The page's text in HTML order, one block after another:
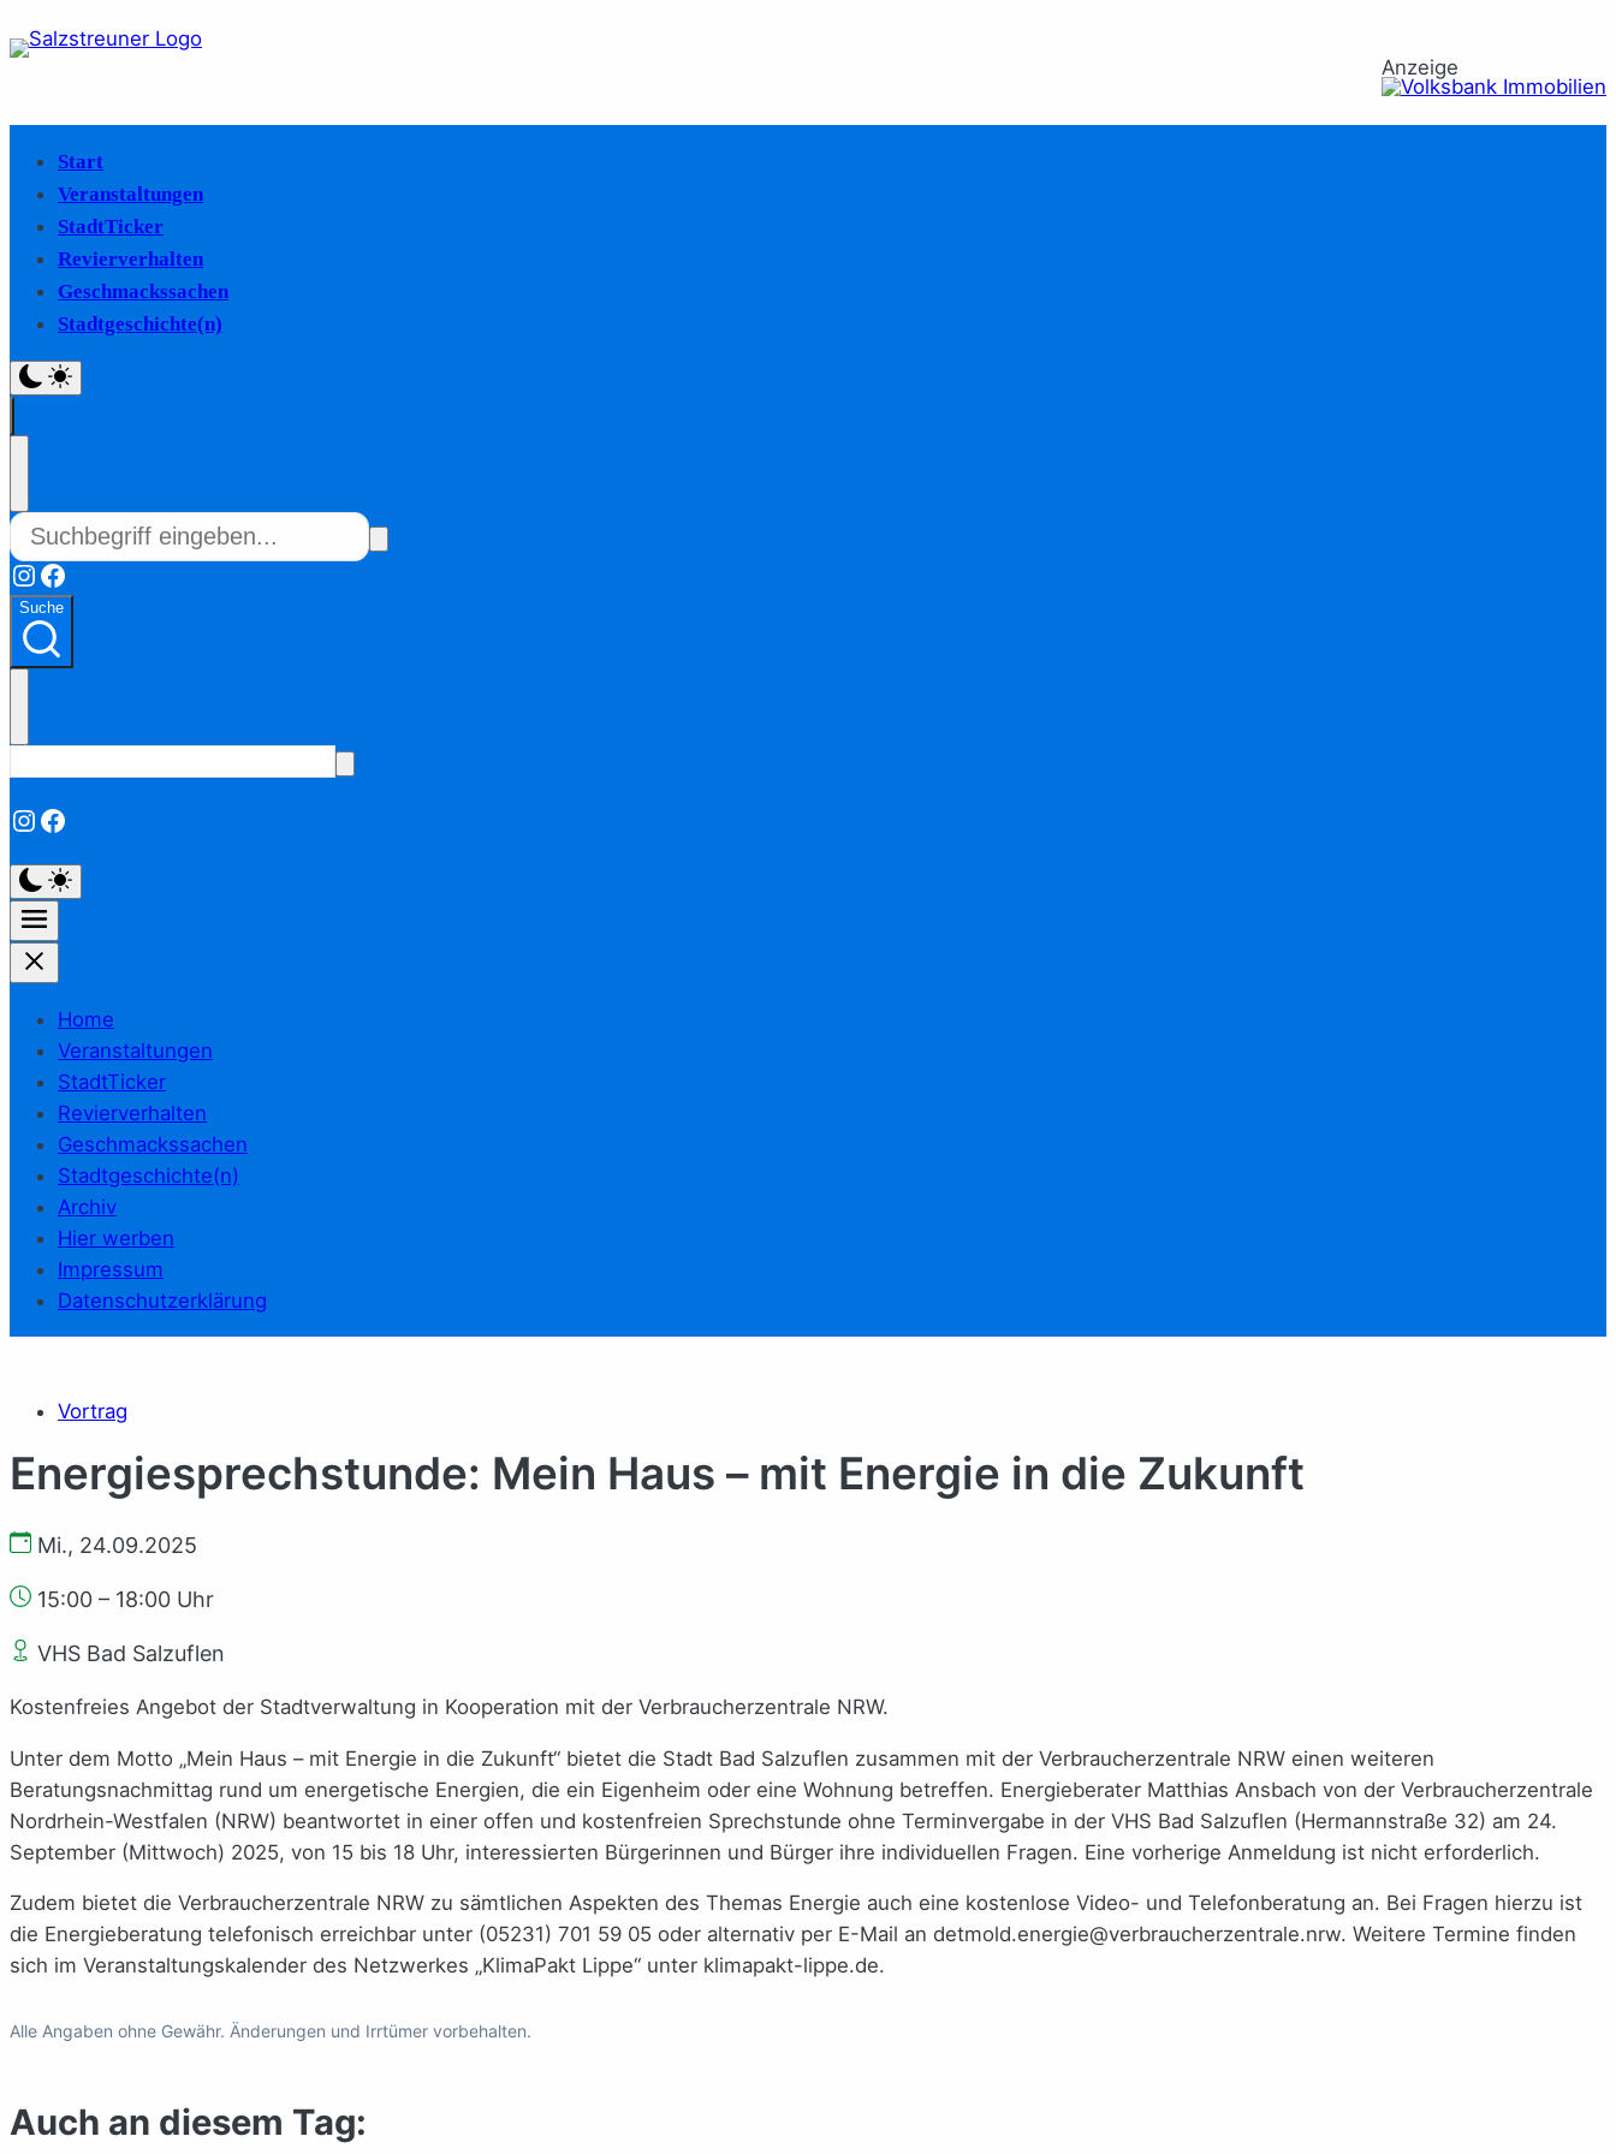
Anzeige
Start
Veranstaltungen
StadtTicker
Revierverhalten
Geschmackssachen
Stadtgeschichte(n)
Instagram
Facebook
Suche
Instagram
Facebook
Home
Veranstaltungen
StadtTicker
Revierverhalten
Geschmackssachen
Stadtgeschichte(n)
Archiv
Hier werben
Impressum
Datenschutzerklärung
Vortrag
Energiesprechstunde: Mein Haus – mit Energie in die Zukunft
Mi., 24.09.2025
15:00 – 18:00 Uhr
VHS Bad Salzuflen
Kostenfreies Angebot der Stadtverwaltung in Kooperation mit der Verbraucherzentrale NRW.
Unter dem Motto „Mein Haus – mit Energie in die Zukunft“ bietet die Stadt Bad Salzuflen zusammen mit der Verbraucherzentrale NRW einen weiteren
Beratungsnachmittag rund um energetische Energien, die ein Eigenheim oder eine Wohnung betreffen. Energieberater Matthias Ansbach von der Verbraucherzentrale
Nordrhein-Westfalen (NRW) beantwortet in einer offen und kostenfreien Sprechstunde ohne Terminvergabe in der VHS Bad Salzuflen (Hermannstraße 32) am 24.
September (Mittwoch) 2025, von 15 bis 18 Uhr, interessierten Bürgerinnen und Bürger ihre individuellen Fragen. Eine vorherige Anmeldung ist nicht erforderlich.
Zudem bietet die Verbraucherzentrale NRW zu sämtlichen Aspekten des Themas Energie auch eine kostenlose Video- und Telefonberatung an. Bei Fragen hierzu ist
die Energieberatung telefonisch erreichbar unter (05231) 701 59 05 oder alternativ per E-Mail an detmold.energie@verbraucherzentrale.nrw. Weitere Termine finden
sich im Veranstaltungskalender des Netzwerkes „KlimaPakt Lippe“ unter klimapakt-lippe.de.
Alle Angaben ohne Gewähr. Änderungen und Irrtümer vorbehalten.
Auch an diesem Tag: